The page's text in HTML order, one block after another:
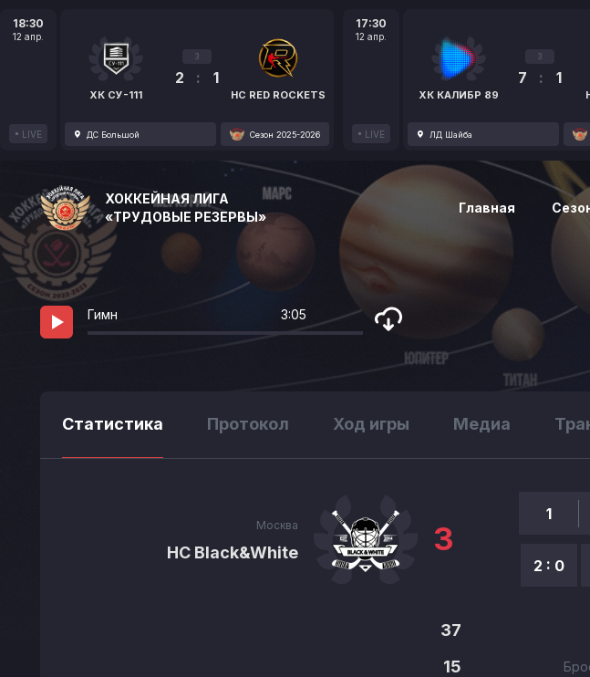
18:30
12 апр.
LIVE
ХК СУ-111
3
2 : 1
HC RED ROCKETS
ДС Большой Сезон 2025-2026
17:30
12 апр.
LIVE
ХК КАЛИБР 89
3
7 : 1
ЛД Шайба
ХОККЕЙНАЯ ЛИГА
«ТРУДОВЫЕ РЕЗЕРВЫ»
Главная
Гимн 3:05
Статистика Протокол Ход игры Медиа
Москва
HC Black&White 3
1
2 : 0
37
15